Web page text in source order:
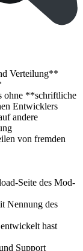
Verteilung**
ohne **schriftliche
Entwicklers
andere
von fremden
Seite des Mod-
Nennung des
hast
Support